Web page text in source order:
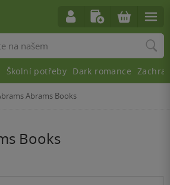
Abrams Books
Books
Školní potřeby Dark romance